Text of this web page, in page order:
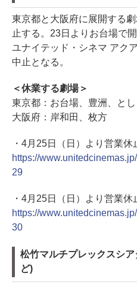
東京都と大阪府に展開する
止する。23日よりお台場で
ユナイテッド・シネマ アク
中止となる。
＜休業する劇場＞
東京都：お台場、豊洲、と
大阪府：岸和田、枚方
・4月25日（日）より営業休
https://
29
・4月25日（日）より営業休
https://
30
松竹マルチプレックスシ
ど)